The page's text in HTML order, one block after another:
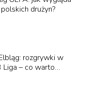
drużyn?
rozgrywki w
Liga – co warto